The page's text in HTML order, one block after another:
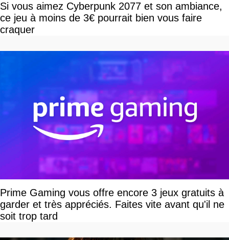
Si vous aimez Cyberpunk 2077 et son ambiance,
ce jeu à moins de 3€ pourrait bien vous faire
craquer
Prime Gaming vous offre encore 3 jeux gratuits à
garder et très appréciés. Faites vite avant qu'il ne
soit trop tard